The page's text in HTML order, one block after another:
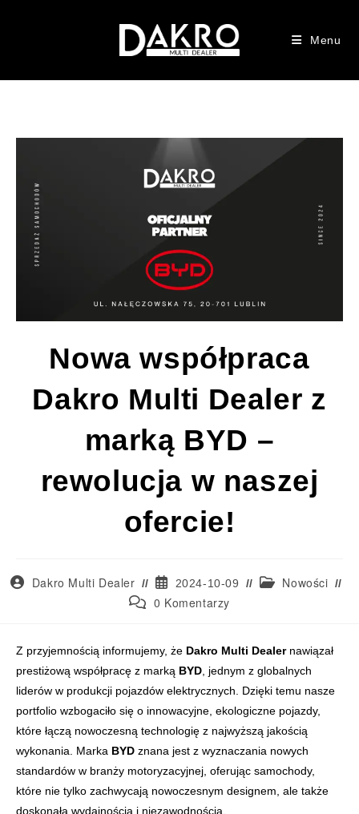
Menu
Nowa współpraca
Dakro Multi Dealer z
marką BYD –
rewolucja w naszej
ofercie!
Dakro Multi Dealer 2024-10-09
Nowości
0 Komentarzy
Dakro Multi Dealer nawiązał prestiżową współpracę z marką BYD,
Z przyjemnością informujemy, że Dakro Multi Dealernawiązał
prestiżową współpracę z marką BYD, jednym z globalnych
liderów w produkcji pojazdów elektrycznych. Dzięki temu nasze
portfolio wzbogaciło się o innowacyjne, ekologiczne pojazdy,
które łączą nowoczesną technologię z najwyższą jakością
wykonania. Marka BYD znana jest z wyznaczania nowych
standardów w branży motoryzacyjnej, oferując samochody,
które nie tylko zachwycają nowoczesnym designem, ale także
doskonałą wydajnością i niezawodnością.